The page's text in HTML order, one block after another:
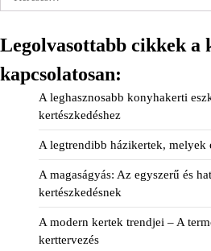
Legolvasottabb cikkek a
kapcsolatosan:
A leghasznosabb konyhakerti
kertészkedéshez
A legtrendibb házikertek, melyek
A magaságyás: Az egyszerű és
kertészkedésnek
A modern kertek trendjei – A
kerttervezés